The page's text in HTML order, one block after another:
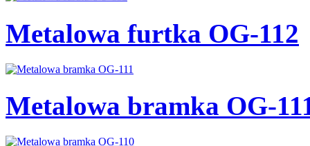
Metalowa furtka OG-112
Metalowa bramka OG-